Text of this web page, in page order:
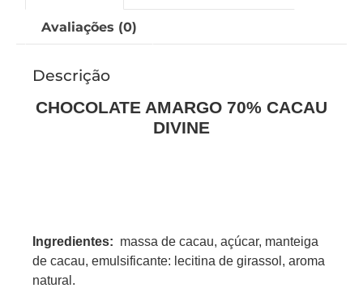
Avaliações (0)
Descrição
CHOCOLATE AMARGO 70% CACAU
DIVINE
Ingredientes: massa de cacau, açúcar, manteiga
de cacau, emulsificante: lecitina de girassol, aroma
natural.